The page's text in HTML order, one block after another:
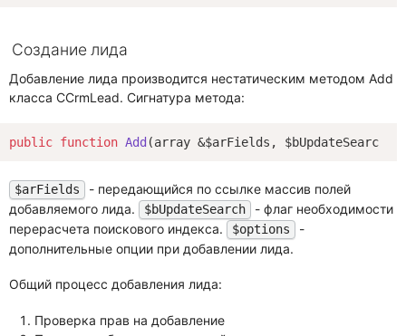
Создание лида
Добавление лида производится нестатическим методом Add
класса CCrmLead. Сигнатура метода:
public function Add (array &$arFields, $bUpdateSearch
$arFields
- передающийся по ссылке массив полей
добавляемого лида.
$bUpdateSearch
- флаг необходимости
перерасчета поискового индекса.
$options
-
дополнительные опции при добавлении лида.
Общий процесс добавления лида:
Проверка прав на добавление